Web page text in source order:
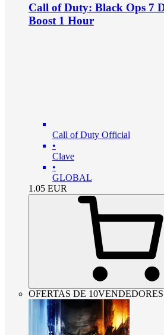
Call of Duty: Black Ops 7
Boost 1 Hour
Call of Duty Official
•
Clave
•
GLOBAL
1.05 EUR
OFERTAS DE 10VENDEDORES